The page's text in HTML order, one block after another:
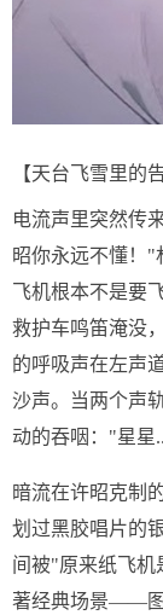
【天台飞雪里的
电流声里突然传
昭你永远不懂！
飞机根本不是要
救护车鸣笛淹没
的呼吸声在左声
沙声。当两个声
动的吞咽："星星
暗流在许昭克制
划过黑胶唱片的
间被"原来纸飞机
著经典场景——图